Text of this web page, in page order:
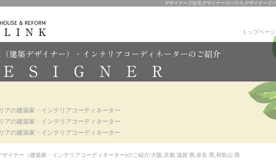
デザイナーズ住宅,デザイナーズハウス,デザイナーズ
トップページ
アの建築家・インテリアコーディネーター
アの建築家・インテリアコーディネーター
アの建築家・インテリアコーディネーター
ザイナー（建築家・インテリアコーディネーター)のご紹介/大阪,京都,滋賀 県,奈良 県,和歌山 県